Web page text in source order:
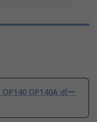
OP140A ボー